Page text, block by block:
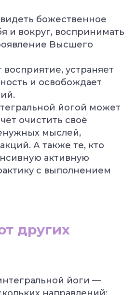
божественное
и вокруг, воспринимать
Высшего
устраняет
и освобождает
йогой может
очистить своё
мыслей,
А также те, кто
активную
с выполнением
других
йоги —
2 300+ заявок
месяц